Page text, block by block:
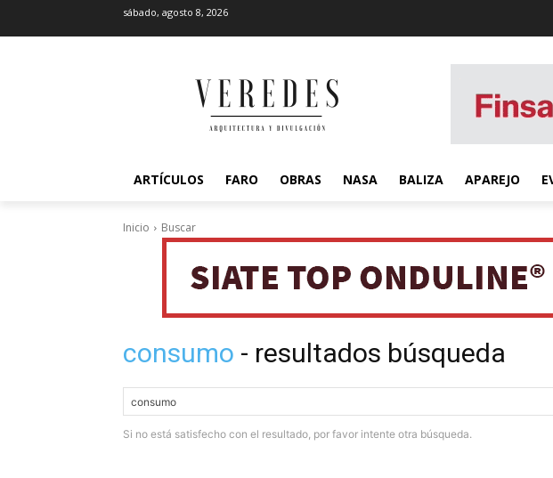
sábado, agosto 8, 2026
ARTÍCULOS FARO OBRAS NASA BALIZA APAREJO
Inicio Buscar
consumo - resultados búsqueda
Si no está satisfecho con el resultado, por favor intente otra búsqueda.